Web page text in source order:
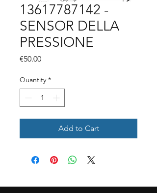
13617787142 -
SENSOR DELLA
PRESSIONE
€50.00Price
Quantity *
Add to Cart